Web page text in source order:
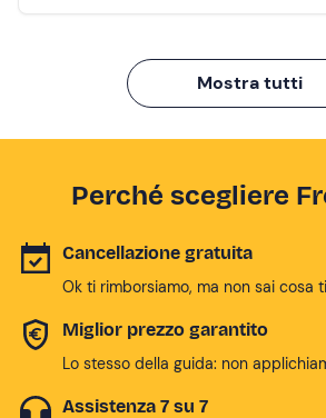
Mostra tutti
Perché scegliere
Cancellazione gratuita
Ok ti rimborsiamo, ma non sai cosa
Miglior prezzo garantito
Lo stesso della guida: non
Assistenza 7 su 7